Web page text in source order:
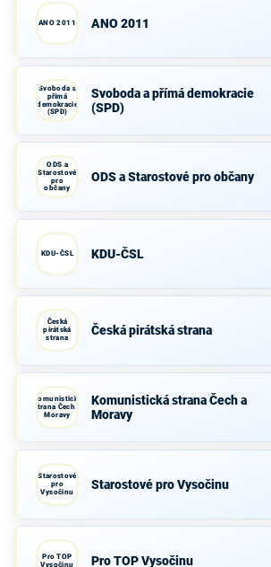
ANO 2011 ANO 2011
Svoboda a
přímá
demokracie
(SPD)
Svoboda a přímá demokracie
(SPD)
ODS a
Starostové
pro
občany
ODS a Starostové pro občany
KDU-ČSL KDU-ČSL
Česká
pirátská
strana
Česká pirátská strana
Komunistická
strana Čech a
Moravy
Komunistická strana Čech a
Moravy
Starostové
pro
Vysočinu
Starostové pro Vysočinu
Pro TOP
Vysočinu
Pro TOP Vysočinu